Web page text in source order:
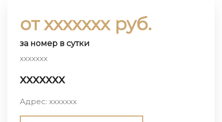
от ххххххх руб.
за номер в сутки
ххххххх
ххххххх
Адрес: ххххххх